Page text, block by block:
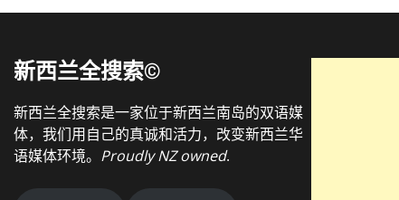
新西兰全搜索©
新西兰全搜索是一家位于新西兰南岛的双语媒
体，我们用自己的真诚和活力，改变新西兰华
语媒体环境。 Proudly NZ owned.